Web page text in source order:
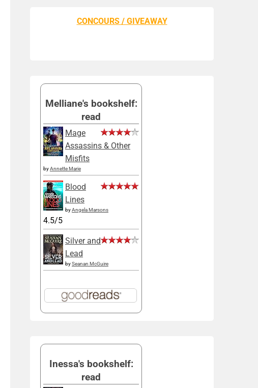
CONCOURS / GIVEAWAY
Melliane's bookshelf:
read
Mage
Assassins & Other
Misfits
byAnnette Marie
Blood
Lines
byAngela Marsons
4.5/5
Silver and
Lead
bySeanan McGuire
Inessa's bookshelf:
read